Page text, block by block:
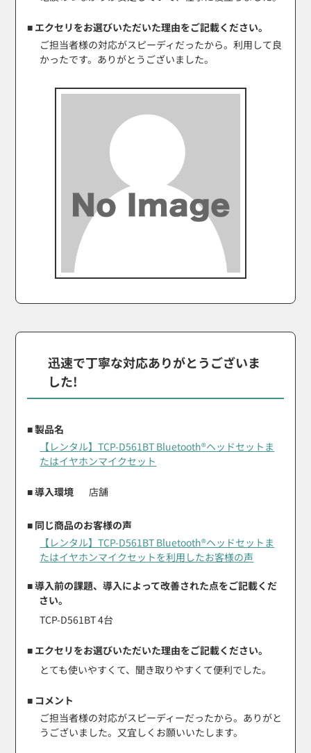
■ エクセリをお選びいただいた理由をご記載ください。
ご担当者様の対応がスピーディだったから。利用して良
かったです。ありがとうございました。
迅速で丁寧な対応ありがとうございま
した!
■ 製品名
【レンタル】TCP-D561BT Bluetooth®ヘッドセットま
たはイヤホンマイクセット
■ 導入環境 店舗
■ 同じ商品のお客様の声
【レンタル】TCP-D561BT Bluetooth®ヘッドセットま
たはイヤホンマイクセットを利用したお客様の声
■ 導入前の課題、導入によって改善された点をご記載くだ
さい。
TCP-D561BT 4台
■ エクセリをお選びいただいた理由をご記載ください。
とても使いやすくて、聞き取りやすくて便利でした。
■ コメント
ご担当者様の対応がスピーディーだったから。ありがと
うございました。又宜しくお願いいたします。